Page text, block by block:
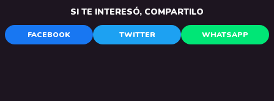
SI TE INTERESÓ, COMPARTILO
FACEBOOK TWITTER WHATSAPP